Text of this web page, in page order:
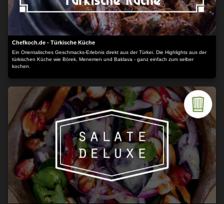
Chefkoch.de - Türkische Küche
Ein Orientalisches Geschmacks-Erlebnis direkt aus der Türkei. Die Highlights aus der
türkischen Küche wie Börek, Menemen und Baklava - ganz einfach zum selber
kochen.